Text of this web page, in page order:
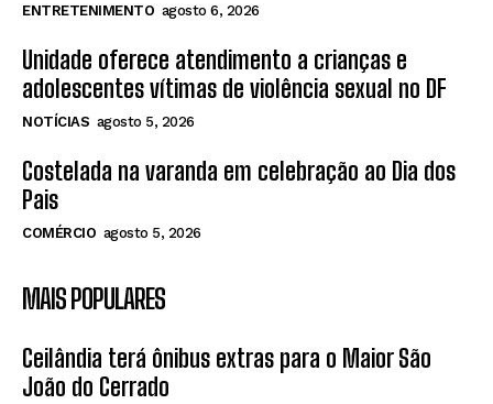
ENTRETENIMENTO agosto 6, 2026
Unidade oferece atendimento a crianças e
adolescentes vítimas de violência sexual no DF
NOTÍCIAS agosto 5, 2026
Costelada na varanda em celebração ao Dia dos
Pais
COMÉRCIO agosto 5, 2026
MAIS POPULARES
Ceilândia terá ônibus extras para o Maior São
João do Cerrado